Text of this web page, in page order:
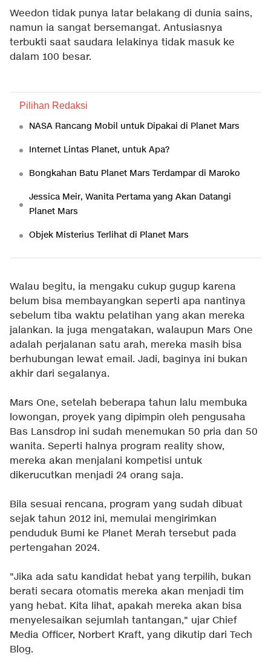
Weedon tidak punya latar belakang di dunia sains,
namun ia sangat bersemangat. Antusiasnya
terbukti saat saudara lelakinya tidak masuk ke
dalam 100 besar.
Pilihan Redaksi
NASA Rancang Mobil untuk Dipakai di Planet Mars
Internet Lintas Planet, untuk Apa?
Bongkahan Batu Planet Mars Terdampar di Maroko
Jessica Meir, Wanita Pertama yang Akan Datangi
Planet Mars
Objek Misterius Terlihat di Planet Mars
Walau begitu, ia mengaku cukup gugup karena
belum bisa membayangkan seperti apa nantinya
sebelum tiba waktu pelatihan yang akan mereka
jalankan. Ia juga mengatakan, walaupun Mars One
adalah perjalanan satu arah, mereka masih bisa
berhubungan lewat email. Jadi, baginya ini bukan
akhir dari segalanya.
Mars One, setelah beberapa tahun lalu membuka
lowongan, proyek yang dipimpin oleh pengusaha
Bas Lansdrop ini sudah menemukan 50 pria dan 50
wanita. Seperti halnya program reality show,
mereka akan menjalani kompetisi untuk
dikerucutkan menjadi 24 orang saja.
Bila sesuai rencana, program yang sudah dibuat
sejak tahun 2012 ini, memulai mengirimkan
penduduk Bumi ke Planet Merah tersebut pada
pertengahan 2024.
"Jika ada satu kandidat hebat yang terpilih, bukan
berati secara otomatis mereka akan menjadi tim
yang hebat. Kita lihat, apakah mereka akan bisa
menyelesaikan sejumlah tantangan," ujar Chief
Media Officer, Norbert Kraft, yang dikutip dari Tech
Blog.